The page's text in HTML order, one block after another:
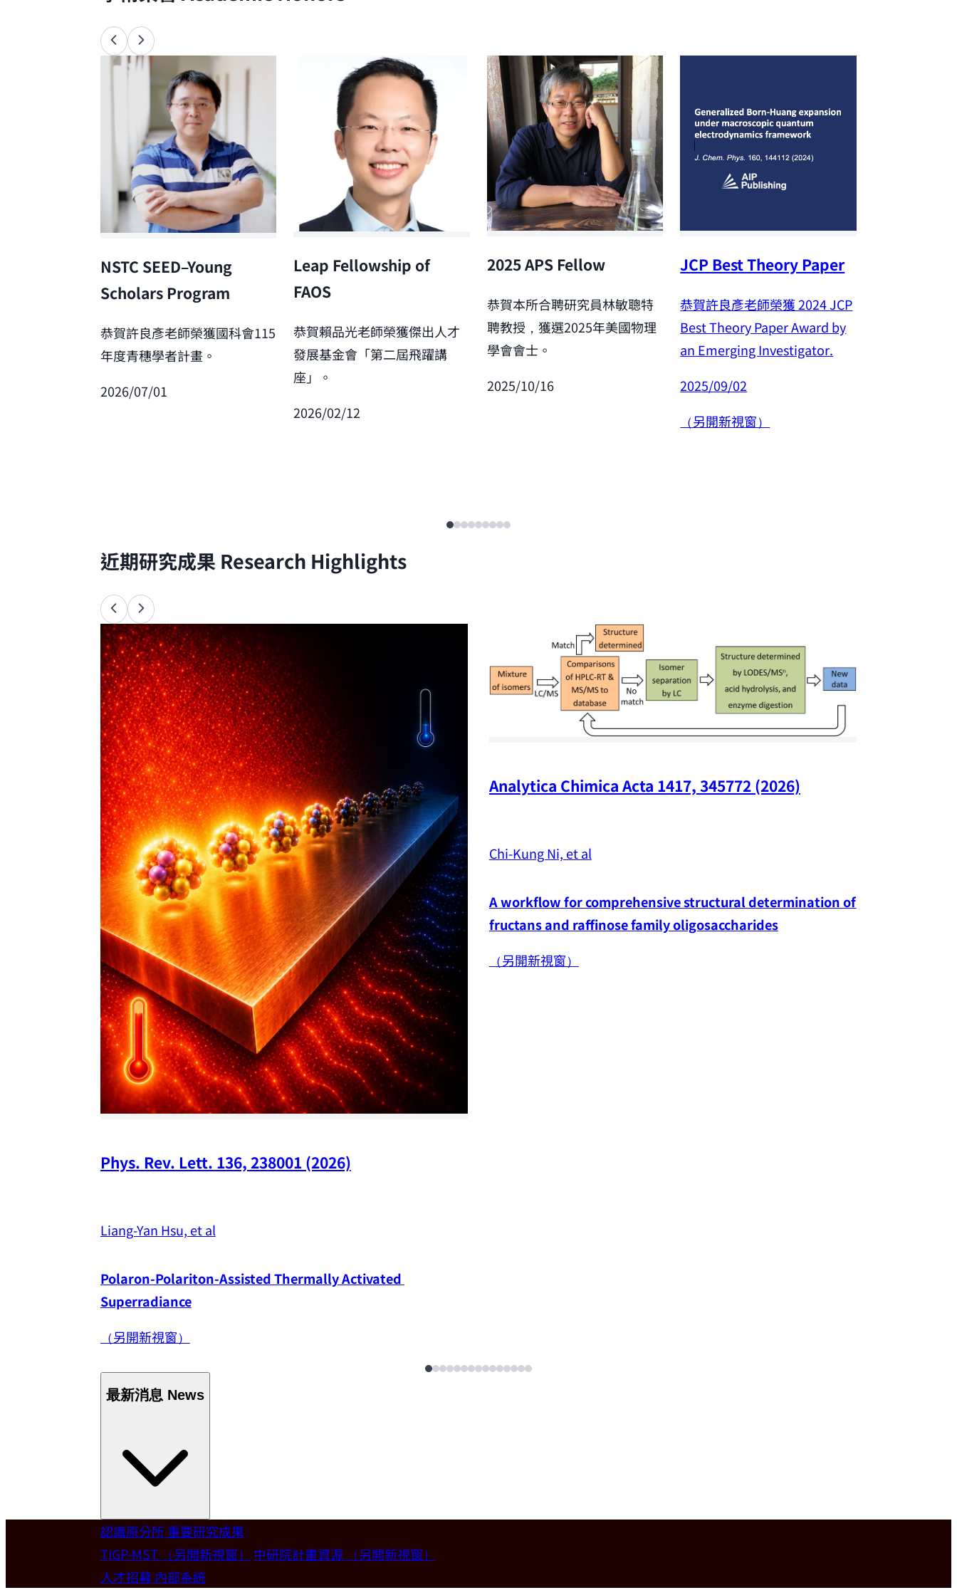
NSTC SEED–Young
Scholars Program
恭賀許良彥老師榮獲國科會115
年度青穗學者計畫。
2026/07/01
Leap Fellowship of
FAOS
恭賀賴品光老師榮獲傑出人才
發展基金會「第二屆飛躍講
座」。
2026/02/12
2025 APS Fellow
恭賀本所合聘研究員林敏聰特
聘教授，獲選2025年美國物理
學會會士。
2025/10/16
JCP Best Theory Paper
恭賀許良彥老師榮獲 2024JCP
Best Theory Paper Award by
an Emerging Investigator.
2025/09/02
（另開新視窗）
近期研究成果 Research Highlights
Phys. Rev. Lett. 136, 238001 (2026)
Liang-Yan Hsu, et al
Polaron-Polariton-Assisted Thermally Activated
Superradiance
（另開新視窗）
Analytica Chimica Acta 1417, 345772 (2026)
Chi-Kung Ni, et al
A workflow for comprehensive structural determination of
fructans and raffinose family oligosaccharides
（另開新視窗）
最新消息 News
Welcome
歡迎本所新聘合聘研究員陳俊維特聘教授 (國立台灣大學材料科學與工程學系)。2026-07-14
認識原分所重要研究成果
TIGP-MST （另開新視窗） 中研院計畫資源 （另開新視窗）
人才招募 內部系統